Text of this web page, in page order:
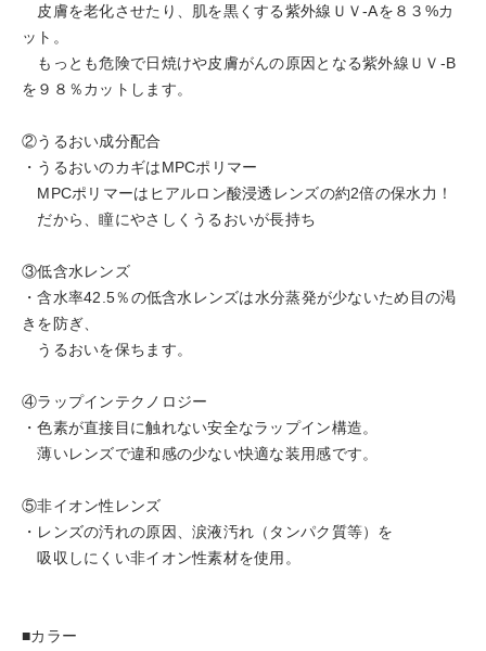
皮膚を老化させたり、肌を黒くする紫外線ＵＶ-Aを８３%カ
ット。
もっとも危険で日焼けや皮膚がんの原因となる紫外線ＵＶ-B
を９８％カットします。
②うるおい成分配合
・うるおいのカギはMPCポリマー
MPCポリマーはヒアルロン酸浸透レンズの約2倍の保水力！
だから、瞳にやさしくうるおいが長持ち
③低含水レンズ
・含水率42.5％の低含水レンズは水分蒸発が少ないため目の渇
きを防ぎ、
うるおいを保ちます。
④ラップインテクノロジー
・色素が直接目に触れない安全なラップイン構造。
薄いレンズで違和感の少ない快適な装用感です。
⑤非イオン性レンズ
・レンズの汚れの原因、涙液汚れ（タンパク質等）を
吸収しにくい非イオン性素材を使用。
■カラー